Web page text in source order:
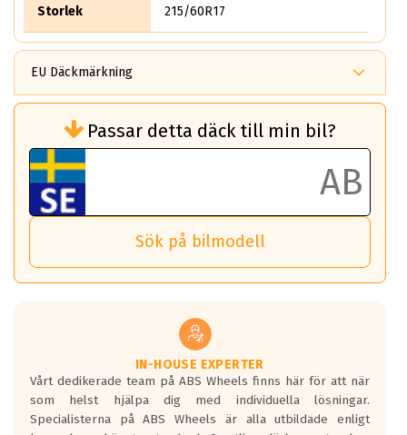
Storlek 215/60R17
EU Däckmärkning
bränsleförbrukningen)
Det ska vara en betygsskala från klass A
till G för rullmotstånd.
Ett klass A däck kommer ha 6,5% bättre
bränsleförbrukning än ett klass G däck.
Det betyder att om man kör 10,000 km,
så sparar man 50 liter bränsle med ett
vilken körstil du använder.
Våtgrepp egenskaper:
Betygsskalan är satt A till F. Där A påvisar
den kortaste bromssträckan och F är den
längsta.
Passar detta däck till min bil?
Sök på bilmodell
IN-HOUSE EXPERTER
Vårt dedikerade team på ABS Wheels finns här för att när
som helst hjälpa dig med individuella lösningar.
Specialisterna på ABS Wheels är alla utbildade enligt